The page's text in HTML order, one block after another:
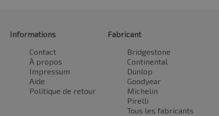
Informations
Contact
À propos
Impressum
Aide
Politique de retour
Fabricant
Bridgestone
Continental
Dunlop
Goodyear
Michelin
Pirelli
Tous les fabricants